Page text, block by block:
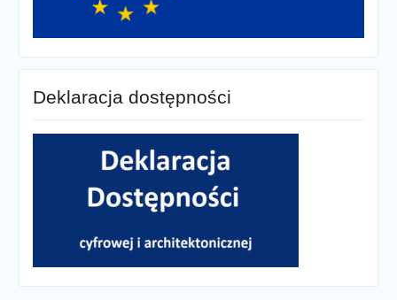
Deklaracja dostępności